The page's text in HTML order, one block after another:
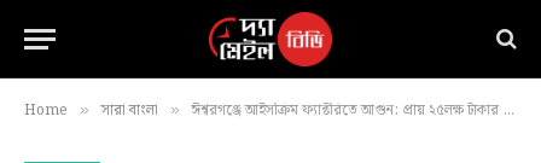
Home » সারা বাংলা » ঈশ্বরগঞ্জে আইসক্রিম ফ্যাক্টরিতে আগুন: প্রায় ২৫লক্ষ টাকার ক্ষতি